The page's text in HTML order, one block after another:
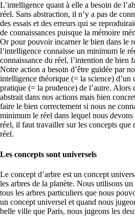
L’intelligence quant à elle a besoin de
réel. Sans abstraction, il n’y a pas de
des essais et des erreurs qui se
de connaissances puisque la mémoire
Or pour pouvoir incarner le bien dans le
l’intelligence connaisse un minimum le
connaissance du réel, l’intention de bien
Notre action a besoin d’être guidée par
intelligence théorique (= la science) d’un
pratique (= la prudence) de l’autre. Alors
abstrait dans nos actions mais bien
faire le bien correctement si nous ne
minimum le réel dans lequel nous
réel, il faut travailler sur les concepts que
réel.
Les concepts sont universels
Le concept d’arbre est un concept
les arbres de la planète. Nous utilisons
tous les arbres particuliers que nous
un concept universel et quand nous
belle ville que Paris, nous jugeons les